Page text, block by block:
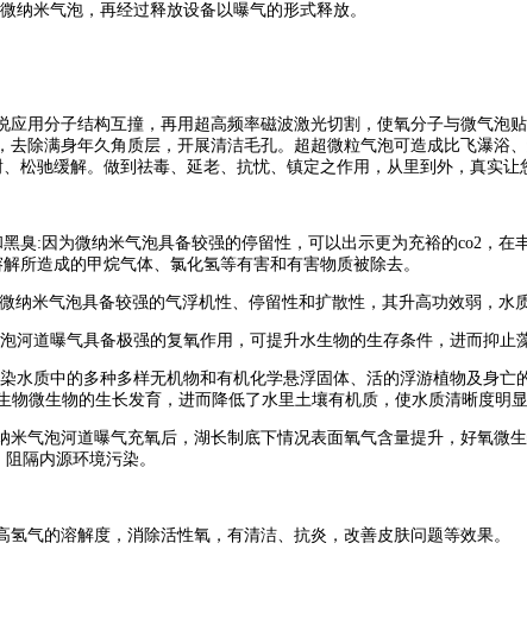
纳米气泡，再经过释放设备以曝气的形式释放。
应用分子结构互撞，再用超高频率磁波激光切割，使氧分子与微气
去除满身年久角质层，开展清洁毛孔。超超微粒气泡可造成比飞瀑
松驰缓解。做到祛毒、延老、抗忧、镇定之作用，从里到外，真实
臭:因为微纳米气泡具备较强的停留性，可以出示更为充裕的co2，
所造成的甲烷气体、氯化氢等有害和有害物质被除去。
米气泡具备较强的气浮机性、停留性和扩散性，其升高功效弱，
河道曝气具备极强的复氧作用，可提升水生物的生存条件，进而抑止
水质中的多种多样无机物和有机化学悬浮固体、活的浮游植物及身
物微生物的生长发育，进而降低了水里土壤有机质，使水质清晰度明显
气泡河道曝气充氧后，湖长制底下情况表面氧气含量提升，好氧微
隔内源环境污染。
气的溶解度，消除活性氧，有清洁、抗炎，改善皮肤问题等效果。